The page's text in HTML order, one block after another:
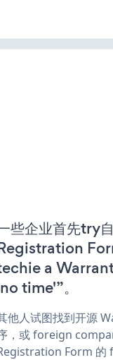
些企业首先try
a
time'”。
他人试图找到开源
，或 foreign
Form 的